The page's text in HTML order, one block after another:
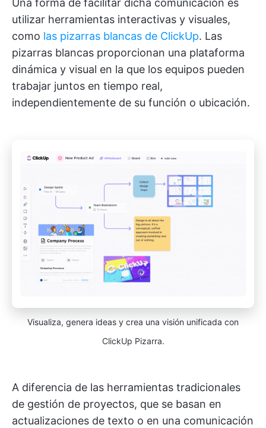
Una forma de facilitar dicha comunicación es
utilizar herramientas interactivas y visuales,
como las pizarras blancas de ClickUp. Las
pizarras blancas proporcionan una plataforma
dinámica y visual en la que los equipos pueden
trabajar juntos en tiempo real,
independientemente de su función o ubicación.
Visualiza, genera ideas y crea una visión unificada con
ClickUp Pizarra.
A diferencia de las herramientas tradicionales
de gestión de proyectos, que se basan en
actualizaciones de texto o en una comunicación